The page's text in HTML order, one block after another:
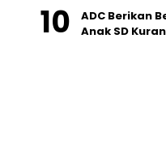
ADC Berikan
Anak SD